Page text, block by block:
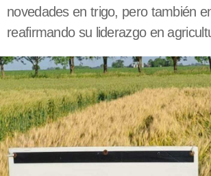
novedades en trigo, pero también
reafirmando su liderazgo en